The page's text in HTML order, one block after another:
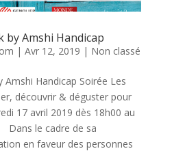
Amshi Handicap
| Avr 12, 2019 | Non classé
Handicap Soirée Les
découvrir & déguster pour
17 avril 2019 dès 18h00 au
Dans le cadre de sa
en faveur des personnes